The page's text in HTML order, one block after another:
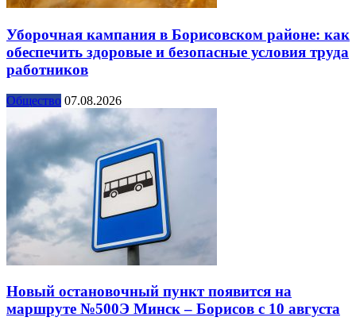
Уборочная кампания в Борисовском районе: как
обеспечить здоровые и безопасные условия труда
работников
Общество 07.08.2026
Новый остановочный пункт появится на
маршруте №500Э Минск – Борисов с 10 августа